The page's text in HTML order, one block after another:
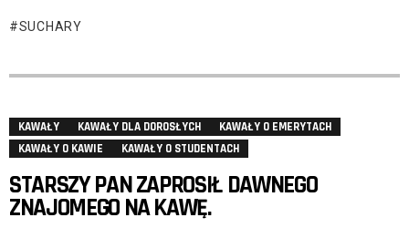
SUCHARY
KAWAŁY KAWAŁY DLA DOROSŁYCH
KAWAŁY O EMERYTACH
KAWAŁY O KAWIE
KAWAŁY O STUDENTACH
STARSZY PAN ZAPROSIŁ DAWNEGO
ZNAJOMEGO NA KAWĘ.